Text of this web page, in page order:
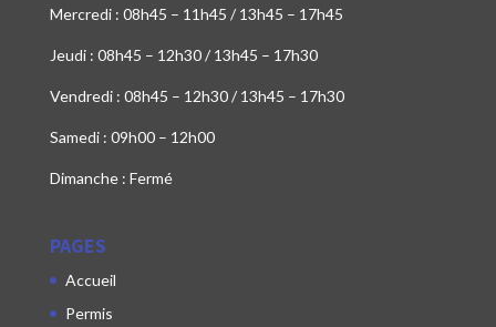
Mercredi : 08h45 – 11h45 / 13h45 – 17h45
Jeudi : 08h45 – 12h30 / 13h45 – 17h30
Vendredi : 08h45 – 12h30 / 13h45 – 17h30
Samedi : 09h00 – 12h00
Dimanche : Fermé
PAGES
Accueil
Permis